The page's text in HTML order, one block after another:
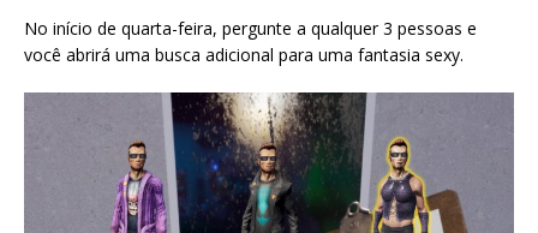
No início de quarta-feira, pergunte a qualquer 3 pessoas e
você abrirá uma busca adicional para uma fantasia sexy.